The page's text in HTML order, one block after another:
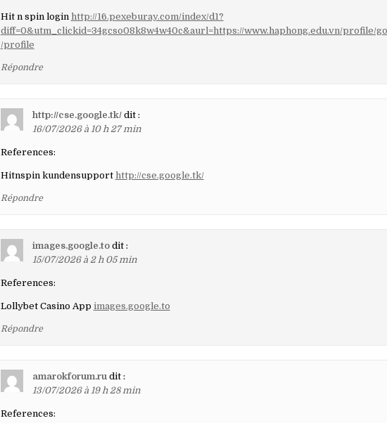
Hit n spin login http://16.pexeburay.com/index/d1?
diff=0&utm_clickid=34gcso08k8w4w40c&aurl=https://www.haphong.edu.vn/profile/
/profile
Répondre
http://cse.google.tk/ dit :
16/07/2026 à 10 h 27 min
References:
Hitnspin kundensupport http://cse.google.tk/
Répondre
images.google.to dit :
15/07/2026 à 2 h 05 min
References:
Lollybet Casino App images.google.to
Répondre
amarokforum.ru dit :
13/07/2026 à 19 h 28 min
References: